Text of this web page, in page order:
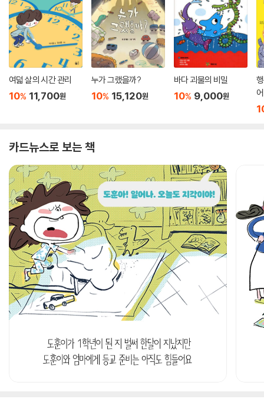
여덟 살의 시간 관리
10% 11,700원
누가 그랬을까?
10% 15,120원
바다 괴물의 비밀
10% 9,000원
카드뉴스로 보는 책